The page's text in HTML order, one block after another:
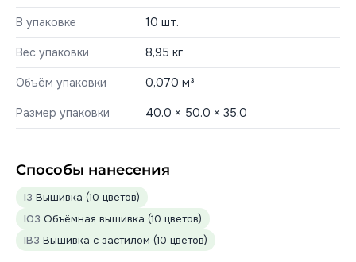
В упаковке 10 шт.
Вес упаковки 8,95 кг
Объём упаковки 0,070 м³
Размер упаковки 40.0 × 50.0 × 35.0
Способы нанесения
I3 Вышивка (10 цветов)
IO3 Объёмная вышивка (10 цветов)
IB3 Вышивка с застилом (10 цветов)